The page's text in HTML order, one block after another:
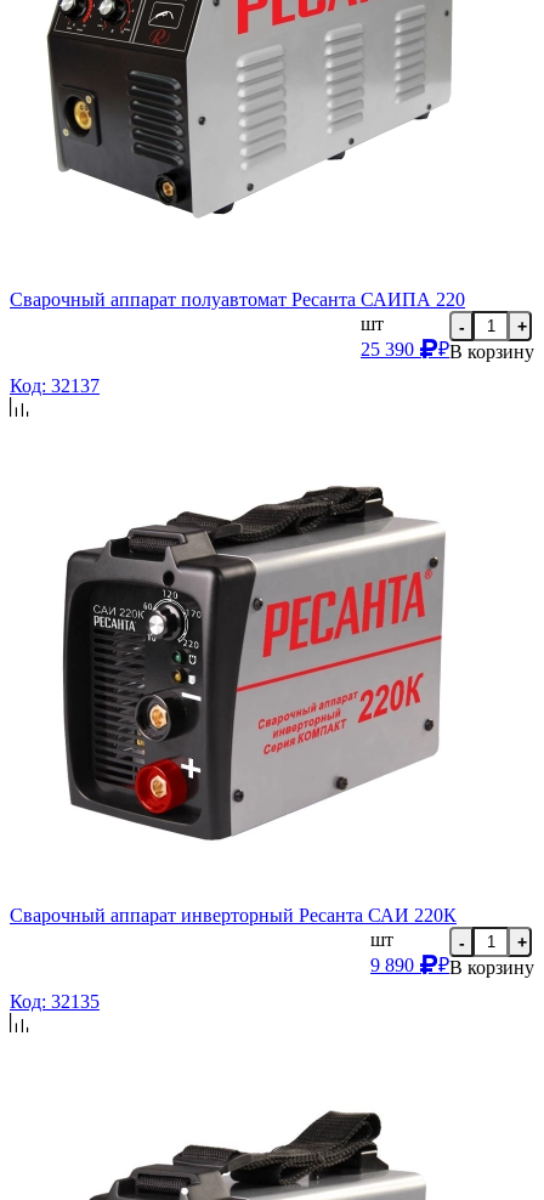
Сварочный аппарат полуавтомат Ресанта САИПА 220
шт
25 390
₽
- +
В корзину
Код: 32137
Сварочный аппарат инверторный Ресанта САИ 220К
шт
9 890
₽
- +
В корзину
Код: 32135